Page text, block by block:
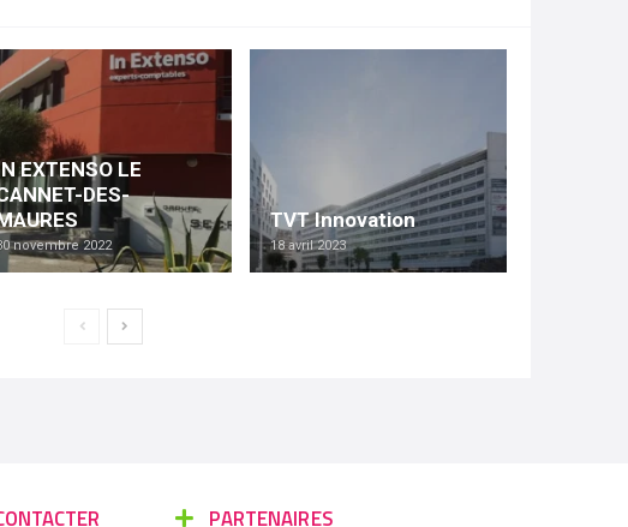
EXTENSO LE
DES-
novembre 2022
TVT Innovation
18 avril 2023
PARTENAIRES